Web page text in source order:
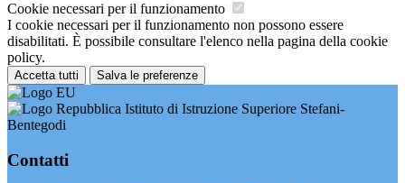
Cookie necessari per il funzionamento
I cookie necessari per il funzionamento non possono essere
disabilitati. È possibile consultare l'elenco nella pagina della cookie
policy.
Accetta tutti Salva le preferenze
Istituto di Istruzione Superiore Stefani-
Bentegodi
Contatti